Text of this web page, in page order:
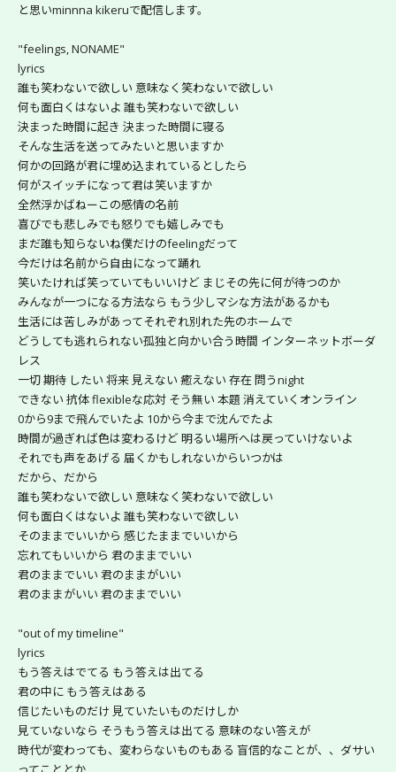
と思いminnna kikeruで配信します。
"feelings, NONAME"
lyrics
誰も笑わないで欲しい 意味なく笑わないで欲しい
何も面白くはないよ 誰も笑わないで欲しい
決まった時間に起き 決まった時間に寝る
そんな生活を送ってみたいと思いますか
何かの回路が君に埋め込まれているとしたら
何がスイッチになって君は笑いますか
全然浮かばねーこの感情の名前
喜びでも悲しみでも怒りでも嬉しみでも
まだ誰も知らないね僕だけのfeelingだって
今だけは名前から自由になって踊れ
笑いたければ笑っていてもいいけど まじその先に何が待つのか
みんなが一つになる方法なら もう少しマシな方法があるかも
生活には苦しみがあってそれぞれ別れた先のホームで
どうしても逃れられない孤独と向かい合う時間 インターネットボーダ
レス
一切 期待 したい 将来 見えない 癒えない 存在 問うnight
できない 抗体 flexibleな応対 そう無い 本題 消えていくオンライン
0から9まで飛んでいたよ 10から今まで沈んでたよ
時間が過ぎれば色は変わるけど 明るい場所へは戻っていけないよ
それでも声をあげる 届くかもしれないからいつかは
だから、だから
誰も笑わないで欲しい 意味なく笑わないで欲しい
何も面白くはないよ 誰も笑わないで欲しい
そのままでいいから 感じたままでいいから
忘れてもいいから 君のままでいい
君のままでいい 君のままがいい
君のままがいい 君のままでいい
"out of my timeline"
lyrics
もう答えはでてる もう答えは出てる
君の中に もう答えはある
信じたいものだけ 見ていたいものだけしか
見ていないなら そうもう答えは出てる 意味のない答えが
時代が変わっても、変わらないものもある 盲信的なことが、、ダサい